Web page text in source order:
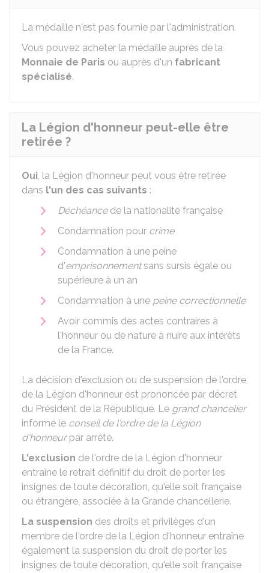
La médaille n'est pas fournie par l'administration.
Vous pouvez acheter la médaille auprès de la
Monnaie de Paris ou auprès d'un fabricant
spécialisé.
La Légion d'honneur peut-elle être
retirée ?
Oui, la Légion d'honneur peut vous être retirée
dans l'un des cas suivants :
Déchéancede la nationalité française
Condamnation pour crime
Condamnation à une peine
d'emprisonnementsans sursis égale ou
supérieure à un an
Condamnation à une peine correctionnelle
Avoir commis des actes contraires à
l'honneur ou de nature à nuire aux intérêts
de la France.
La décision d'exclusion ou de suspension de l'ordre
de la Légion d'honneur est prononcée par décret
du Président de la République. Le grand chancelier
informe le conseil de l'ordre de la Légion
d'honneurpar arrêté.
L'exclusion de l'ordre de la Légion d'honneur
entraîne le retrait définitif du droit de porter les
insignes de toute décoration, qu'elle soit française
ou étrangère, associée à la Grande chancellerie.
La suspension des droits et privilèges d'un
membre de l'ordre de la Légion d'honneur entraîne
également la suspension du droit de porter les
insignes de toute décoration, qu'elle soit française